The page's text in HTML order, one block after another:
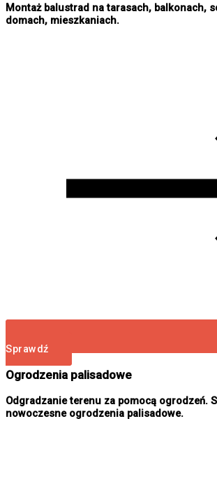
Montaż balustrad na tarasach, balkonach,
domach, mieszkaniach.
Sprawdź
Ogrodzenia palisadowe
Odgradzanie terenu za pomocą ogrodzeń.
nowoczesne ogrodzenia palisadowe.